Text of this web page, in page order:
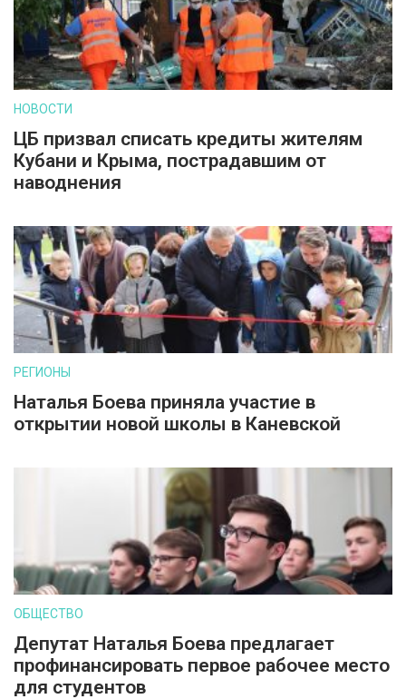
НОВОСТИ
ЦБ призвал списать кредиты жителям
Кубани и Крыма, пострадавшим от
наводнения
РЕГИОНЫ
Наталья Боева приняла участие в
открытии новой школы в Каневской
ОБЩЕСТВО
Депутат Наталья Боева предлагает
профинансировать первое рабочее место
для студентов